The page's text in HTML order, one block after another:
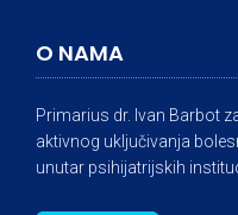
O NAMA
Primarius dr. Ivan Barbot
aktivnog uključivanja
unutar psihijatrijskih